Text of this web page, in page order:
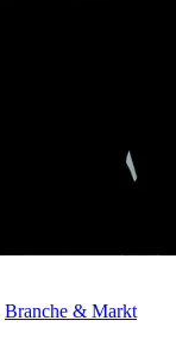
Branche & Markt